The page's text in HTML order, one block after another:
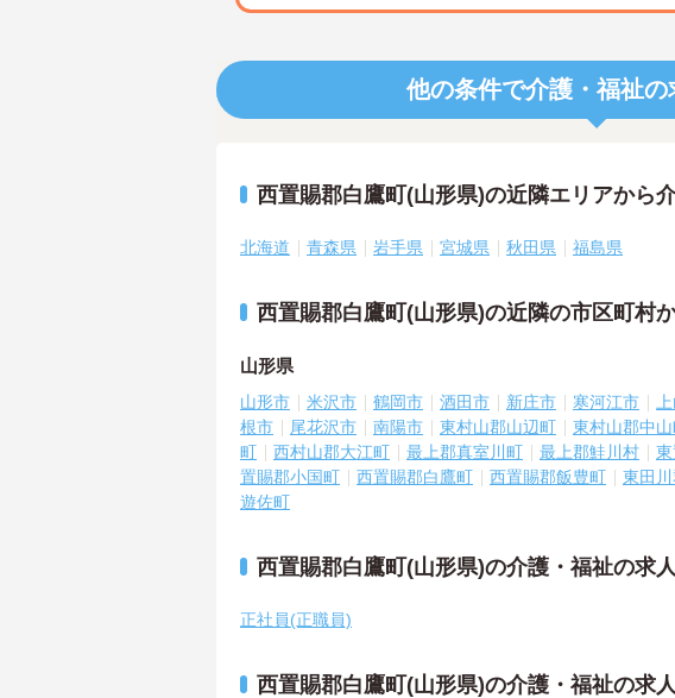
他の条件で介護・福祉の
西置賜郡白鷹町(山形県)の近隣エリアから
北海道 青森県 岩手県 宮城県 秋田県 福島県
西置賜郡白鷹町(山形県)の近隣の市区町村
山形県
山形市 米沢市 鶴岡市 酒田市 新庄市 寒河江市
根市
尾花沢市 南陽市 東村山郡山辺町 東村山郡中
町
西村山郡大江町 最上郡真室川町 最上郡鮭川村
置賜郡小国町
西置賜郡白鷹町 西置賜郡飯豊町 東田
遊佐町
西置賜郡白鷹町(山形県)の介護・福祉の求
正社員(正職員)
西置賜郡白鷹町(山形県)の介護・福祉の求